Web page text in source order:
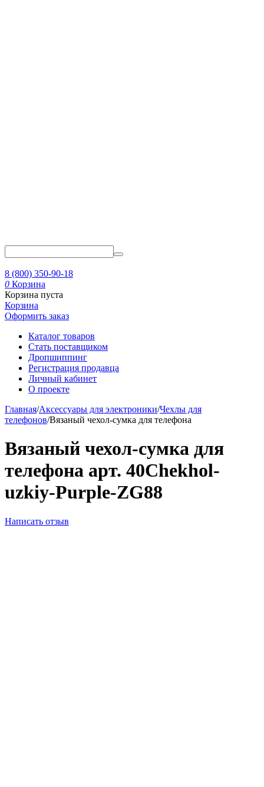
8 (800) 350-90-18
0 Корзина
Корзина пуста
Корзина
Оформить заказ
Каталог товаров
Стать поставщиком
Дропшиппинг
Регистрация продавца
Личный кабинет
О проекте
Главная/Аксессуары для электроники/Чехлы для
телефонов/Вязаный чехол-сумка для телефона
Вязаный чехол-сумка для
телефона арт. 40Chekhol-
uzkiy-Purple-ZG88
Написать отзыв